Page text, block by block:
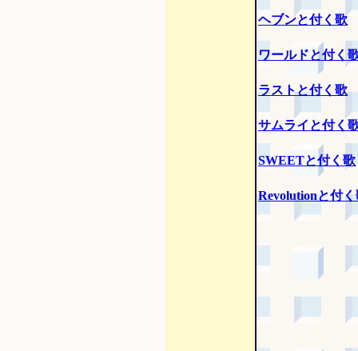
ヘブンと付く歌
ワールドと付く
ラストと付く歌
サムライと付く
SWEETと付く歌
Revolutionと付く